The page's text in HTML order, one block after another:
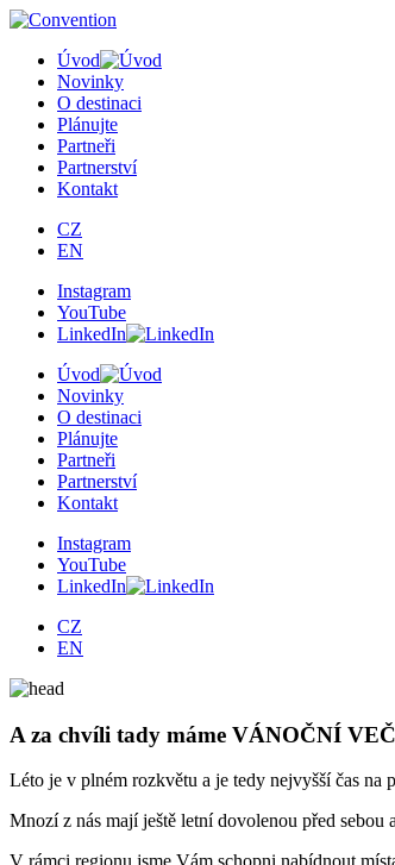
Úvod
Novinky
O destinaci
Plánujte
Partneři
Partnerství
Kontakt
CZ
EN
Instagram
YouTube
LinkedIn
Úvod
Novinky
O destinaci
Plánujte
Partneři
Partnerství
Kontakt
Instagram
YouTube
LinkedIn
CZ
EN
A za chvíli tady máme VÁNOČNÍ
Léto je v plném rozkvětu a je tedy nejvyšší čas na
Mnozí z nás mají ještě letní dovolenou před sebou